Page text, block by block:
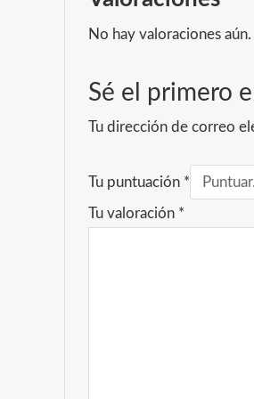
No hay valoraciones aún.
Sé el primero
Tu dirección de correo
Tu puntuación *
Tu valoración *